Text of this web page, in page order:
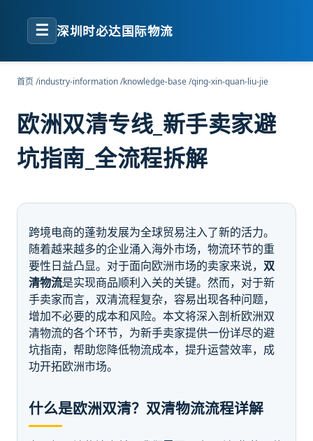
☰ 深圳时必达国际物流
首页/industry-information/knowledge-base/qing-xin-quan-liu-jie
欧洲双清专线_新手卖家避
坑指南_全流程拆解
跨境电商的蓬勃发展为全球贸易注入了新的活力。
随着越来越多的企业涌入海外市场，物流环节的重
要性日益凸显。对于面向欧洲市场的卖家来说， 双
清物流是实现商品顺利入关的关键。然而，对于新
手卖家而言，双清流程复杂，容易出现各种问题，
增加不必要的成本和风险。本文将深入剖析欧洲双
清物流的各个环节，为新手卖家提供一份详尽的避
坑指南，帮助您降低物流成本，提升运营效率，成
功开拓欧洲市场。
什么是欧洲双清？双清物流流程详解